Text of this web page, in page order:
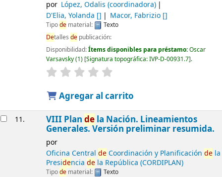
por López, Odalis (coordinadora)
D'Elia, Yolanda [] Macor, Fabrizio []
Tipodematerial:
Texto
Detalles depublicación:
Disponibilidad:Ítems disponibles para préstamo:Oscar
Varsavsky(1) Signatura topográfica:IVP-D-00931.7 .
Agregar al carrito
11. VIII Plan dela Nación. Lineamientos
Generales. Versión preliminar resumida.
por
Oficina Central deCoordinación y Planificación dela
Presidencia dela República (CORDIPLAN)
Tipodematerial:
Texto